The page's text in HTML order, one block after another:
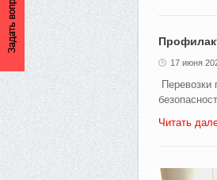
17 июня
Читать